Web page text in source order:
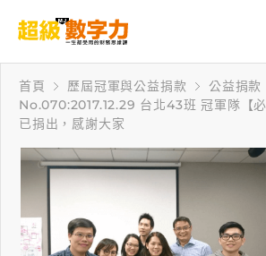
首頁 歷屆冠軍與公益捐款
公益捐款
No.070:2017.12.29 台北43班 冠軍隊【
已捐出，感謝大家